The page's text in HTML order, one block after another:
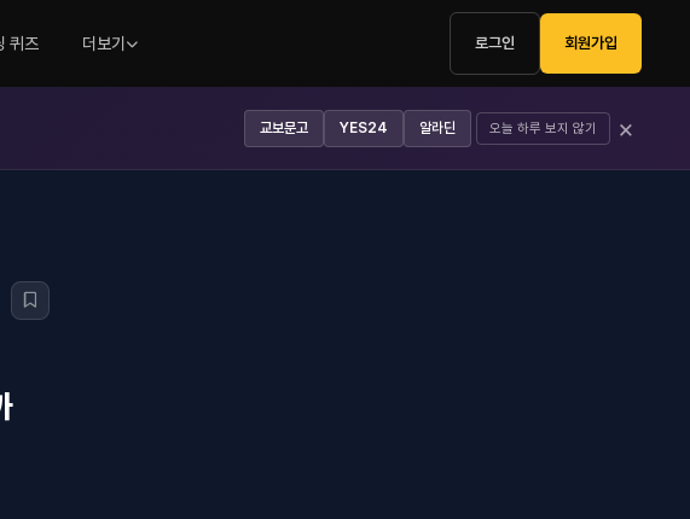
퀴즈 더보기 로그인 회원가입
교보문고 YES24 알라딘 오늘 하루 보지 않기 ×